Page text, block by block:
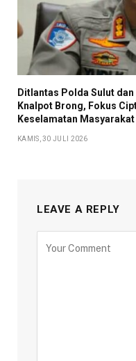
Ditlantas Polda Sulut
Knalpot Brong, Fokus
Keselamatan Masyarakat
KAMIS, 30 JULI 2026
LEAVE A REPLY